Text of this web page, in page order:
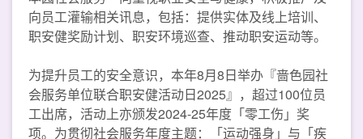
向员工灌输相关讯息，包括：提供实体及线上培训、
职安健奖励计划、职安环境巡查、推动职安运动等。
为提升员工的安全意识，本年8月8日举办『啬色园社
会服务单位联合职安健活动日2025』，超过100位员
工出席，活动上亦颁发2024-25年度「零工伤」奖
项。为贯彻社会服务年度主题：「运动强身」与「疾